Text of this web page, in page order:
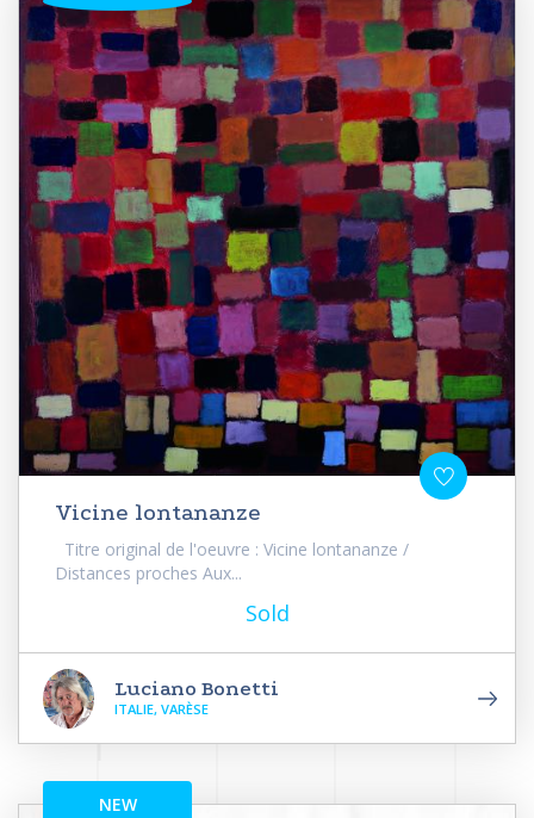
Vicine lontananze
Titre original de l'oeuvre : Vicine lontananze /
Distances proches Aux...
Sold
Luciano Bonetti
ITALIE, VARÈSE
NEW